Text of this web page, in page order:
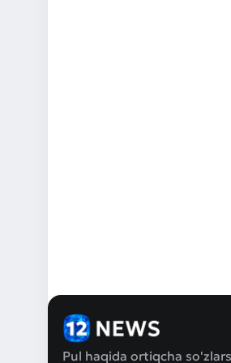
Pul haqida ortiqcha